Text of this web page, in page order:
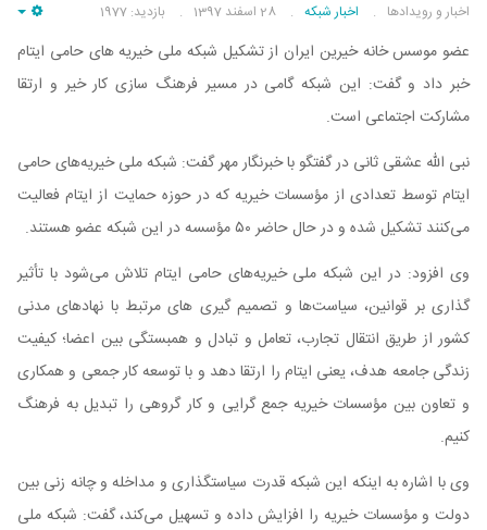
اخبار و رویدادها اخبار شبکه 28 اسفند 1397 بازدید: 1977
عضو موسس خانه خیرین ایران از تشکیل شبکه ملی خیریه های حامی ایتام
خبر داد و گفت: این شبکه گامی در مسیر فرهنگ سازی کار خیر و ارتقا
مشارکت اجتماعی است.
نبی الله عشقی ثانی در گفتگو با خبرنگار مهر گفت: شبکه ملی خیریه‌های حامی
ایتام توسط تعدادی از مؤسسات خیریه که در حوزه حمایت از ایتام فعالیت
می‌کنند تشکیل شده و در حال حاضر ۵۰ مؤسسه در این شبکه عضو هستند.
وی افزود: در این شبکه ملی خیریه‌های حامی ایتام تلاش می‌شود با تأثیر
گذاری بر قوانین، سیاست‌ها و تصمیم گیری های مرتبط با نهادهای مدنی
کشور از طریق انتقال تجارب، تعامل و تبادل و همبستگی بین اعضا؛ کیفیت
زندگی جامعه هدف، یعنی ایتام را ارتقا دهد و با توسعه کار جمعی و همکاری
و تعاون بین مؤسسات خیریه جمع گرایی و کار گروهی را تبدیل به فرهنگ
کنیم.
وی با اشاره به اینکه این شبکه قدرت سیاستگذاری و مداخله و چانه زنی بین
دولت و مؤسسات خیریه را افزایش داده و تسهیل می‌کند، گفت: شبکه ملی